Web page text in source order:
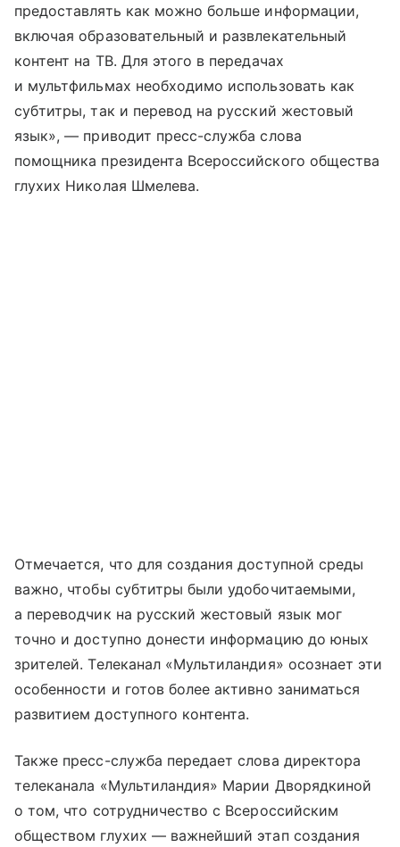
предоставлять как можно больше информации,
включая образовательный и развлекательный
контент на ТВ. Для этого в передачах
и мультфильмах необходимо использовать как
субтитры, так и перевод на русский жестовый
язык», — приводит пресс-служба слова
помощника президента Всероссийского общества
глухих Николая Шмелева.
Отмечается, что для создания доступной среды
важно, чтобы субтитры были удобочитаемыми,
а переводчик на русский жестовый язык мог
точно и доступно донести информацию до юных
зрителей. Телеканал «Мультиландия» осознает эти
особенности и готов более активно заниматься
развитием доступного контента.
Также пресс-служба передает слова директора
телеканала «Мультиландия» Марии Дворядкиной
о том, что сотрудничество с Всероссийским
обществом глухих — важнейший этап создания